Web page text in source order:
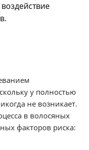
у полностью
не возникает.
в волосяных
факторов риска: